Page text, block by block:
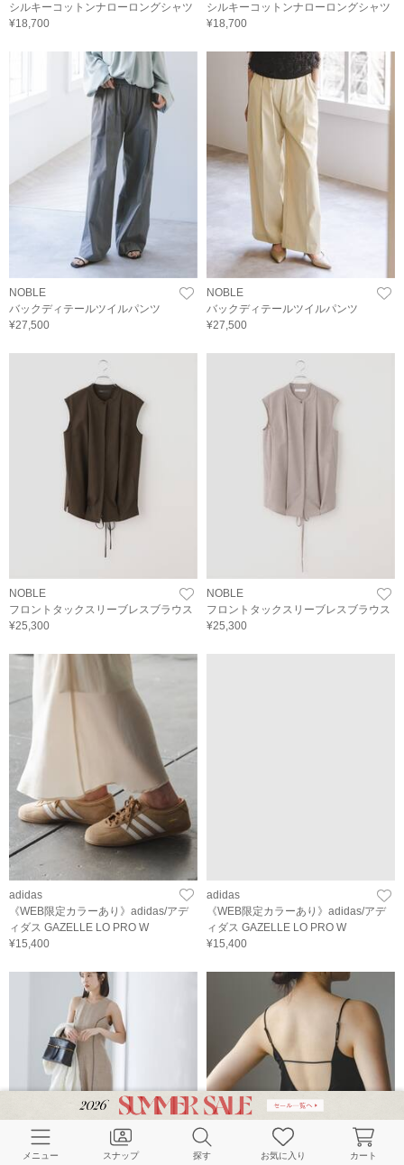
シルキーコットンナローロングシャツ
¥18,700
シルキーコットンナローロングシャツ
¥18,700
NOBLE
バックディテールツイルパンツ
¥27,500
NOBLE
バックディテールツイルパンツ
¥27,500
NOBLE
フロントタックスリーブレスブラウス
¥25,300
NOBLE
フロントタックスリーブレスブラウス
¥25,300
adidas
《WEB限定カラーあり》adidas/アデ
ィダス GAZELLE LO PRO W
¥15,400
adidas
《WEB限定カラーあり》adidas/アデ
ィダス GAZELLE LO PRO W
¥15,400
メニュー スナップ 探す お気に入り カート